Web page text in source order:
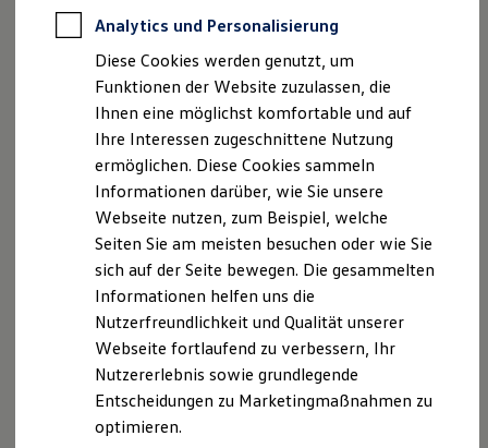
ProfiPartner für Gebrauchtwagen
Finanzierung
Für Privatkunden
Für Gewerbekunden
Leasing
Für Privatkunden
Für Gewerbekunden
Versicherungen & Garantien
Garantien
Kfz-Versicherung für Nutzfahrzeuge
Restschuldversicherung
Wartungsverträge
Besitzer & Service
Reparatur & Service
Sommer-Special
Reparatur, Pflege & Inspektion
Servicetermin anfragen
Service-Vorteile bei Volkswagen Nutzfahrzeuge
ServicePlus
Economy Service
Räder & Reifen Service
wahren und kann im Stau oder Stadtverkehr nach kurzer
Stillstandzeit wieder anfahren
Spurhalteassistent „Lane Assist“ mit
Lenkimpuls
Verbleibende Zeit, --:--
Der Film zum Assistenzsystem zeigt exemplarisch
Analytics und Personalisierung
Diese Cookies werden genutzt, um
Funktionen der Website zuzulassen, die
Ihnen eine möglichst komfortable und auf
Ihre Interessen zugeschnittene Nutzung
ermöglichen. Diese Cookies sammeln
Informationen darüber, wie Sie unsere
Webseite nutzen, zum Beispiel, welche
Seiten Sie am meisten besuchen oder wie Sie
sich auf der Seite bewegen. Die gesammelten
Informationen helfen uns die
Nutzerfreundlichkeit und Qualität unserer
Webseite fortlaufend zu verbessern, Ihr
Nutzererlebnis sowie grundlegende
Entscheidungen zu Marketingmaßnahmen zu
optimieren.